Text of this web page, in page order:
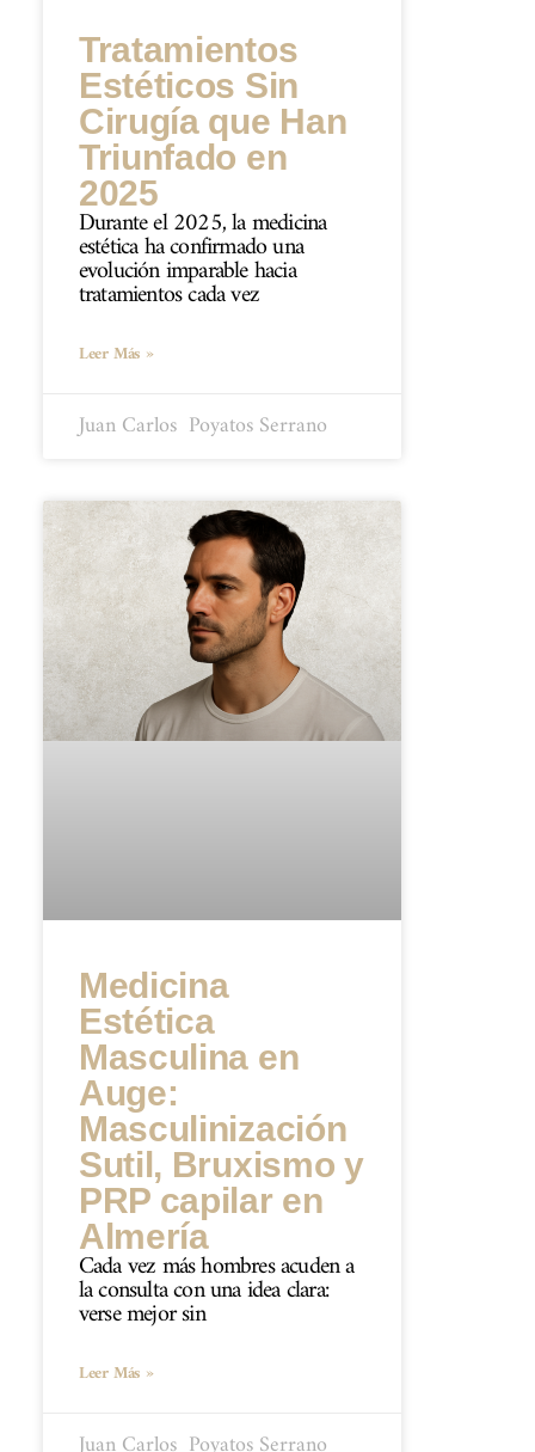
Tratamientos
Estéticos Sin
Cirugía que Han
Triunfado en
2025
Durante el 2025, la medicina
estética ha confirmado una
evolución imparable hacia
tratamientos cada vez
Leer Más »
Juan Carlos ​ Poyatos Serrano
Medicina
Estética
Masculina en
Auge:
Masculinización
Sutil, Bruxismo y
PRP capilar en
Almería
Cada vez más hombres acuden a
la consulta con una idea clara:
verse mejor sin
Leer Más »